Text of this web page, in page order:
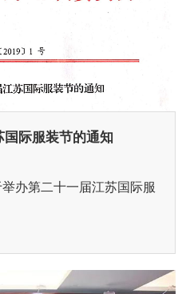
际服装节的通知
办第二十一届江苏国际服